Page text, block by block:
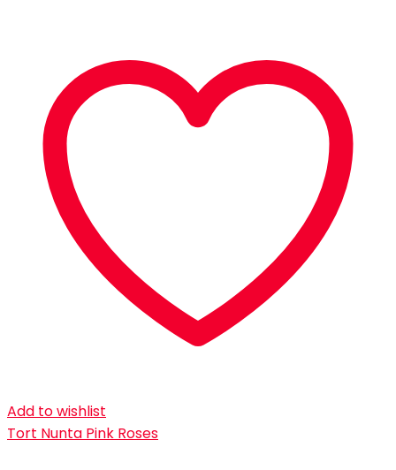
Add to wishlist
Tort Nunta Pink Roses